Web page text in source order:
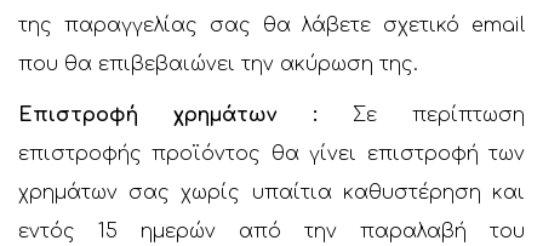
της παραγγελίας σας θα λάβετε σχετικό email
που θα επιβεβαιώνει την ακύρωση της.
Επιστροφή χρημάτων : Σε περίπτωση
επιστροφής προϊόντος θα γίνει επιστροφή των
χρημάτων σας χωρίς υπαίτια καθυστέρηση και
εντός 15 ημερών από την παραλαβή του